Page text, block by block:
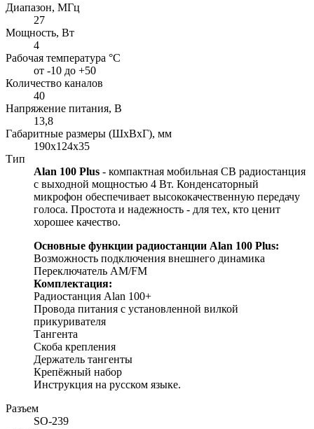
Диапазон, МГц
27
Мощность, Вт
4
Рабочая температура °С
от -10 до +50
Количество каналов
40
Напряжение питания, В
13,8
Габаритные размеры (ШхВхГ), мм
190x124x35
Тип
Alan 100 Plus - компактная мобильная СВ радиостанция
с выходной мощностью 4 Вт. Конденсаторный
микрофон обеспечивает высококачественную передачу
голоса. Простота и надежность - для тех, кто ценит
хорошее качество.
Основные функции радиостанции Alan 100 Plus:
Возможность подключения внешнего динамика
Переключатель AM/FM
Комплектация:
Радиостанция Alan 100+
Провода питания с установленной вилкой
прикуривателя
Тангента
Скоба крепления
Держатель тангенты
Крепёжный набор
Инструкция на русском языке.
Разъем
SO-239